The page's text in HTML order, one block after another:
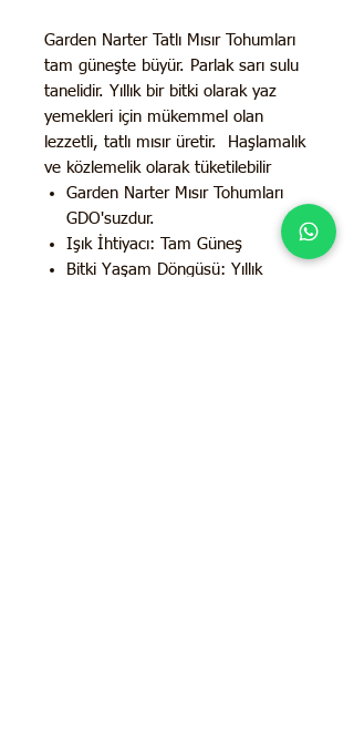
Garden Narter Tatlı Mısır Tohumları
tam güneşte büyür. Parlak sarı sulu
tanelidir. Yıllık bir bitki olarak yaz
yemekleri için mükemmel olan
lezzetli, tatlı mısır üretir. Haşlamalık
ve közlemelik olarak tüketilebilir
Garden Narter Mısır Tohumları
GDO'suzdur.
Işık İhtiyacı: Tam Güneş
Bitki Yaşam Döngüsü: Yıllık